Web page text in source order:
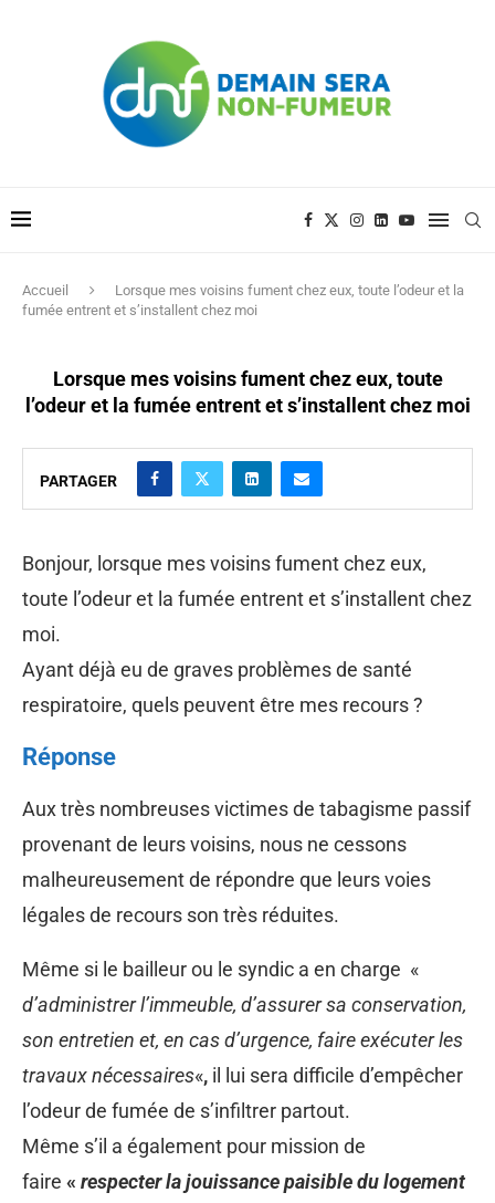
Accueil
Lorsque mes voisins fument chez eux, toute l’odeur et la
fumée entrent et s’installent chez moi
Lorsque mes voisins fument chez eux, toute
l’odeur et la fumée entrent et s’installent chez moi
PARTAGER
Bonjour, lorsque mes voisins fument chez eux,
toute l’odeur et la fumée entrent et s’installent chez
moi.
Ayant déjà eu de graves problèmes de santé
respiratoire, quels peuvent être mes recours ?
Réponse
Aux très nombreuses victimes de tabagisme passif
provenant de leurs voisins, nous ne cessons
malheureusement de répondre que leurs voies
légales de recours son très réduites.
Même si le bailleur ou le syndic a en charge «
d’administrer l’immeuble, d’assurer sa conservation,
son entretien et, en cas d’urgence, faire exécuter les
travaux nécessaires«, il lui sera difficile d’empêcher
l’odeur de fumée de s’infiltrer partout.
Même s’il a également pour mission de
faire « respecter la jouissance paisible du logement